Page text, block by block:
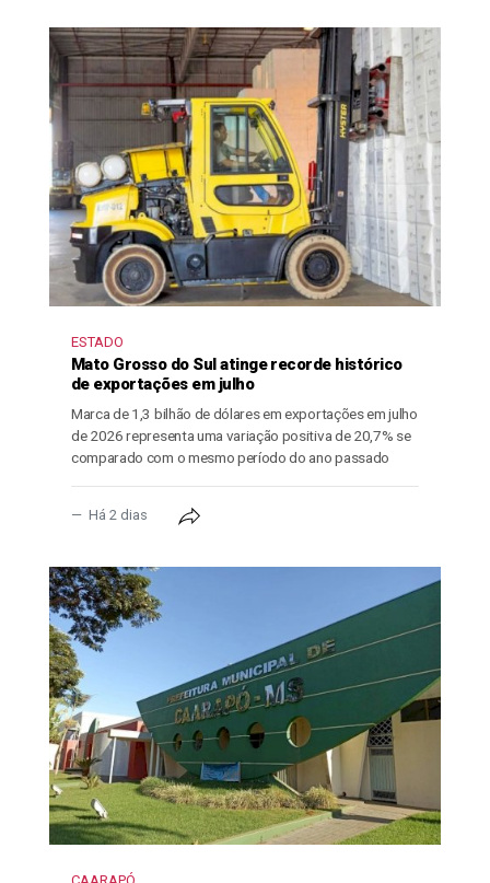
ESTADO
Mato Grosso do Sul atinge recorde histórico
de exportações em julho
Marca de 1,3 bilhão de dólares em exportações em julho
de 2026 representa uma variação positiva de 20,7% se
comparado com o mesmo período do ano passado
Há 2 dias